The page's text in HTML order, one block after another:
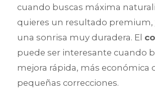
cuando buscas máxima
quieres un resultado premium,
una sonrisa muy duradera. El
puede ser interesante cuando
mejora rápida, más económica
pequeñas correcciones.